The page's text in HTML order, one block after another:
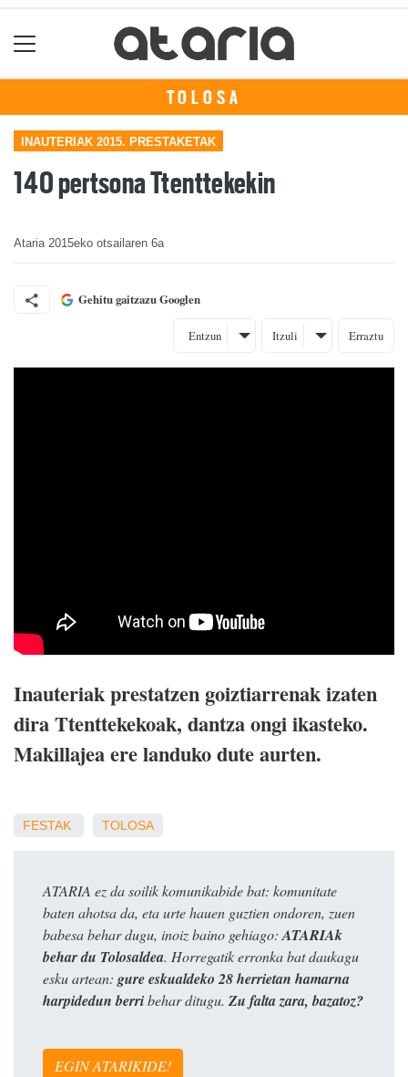
TOLOSA
INAUTERIAK 2015. PRESTAKETAK
140 pertsona Ttenttekekin
Ataria 2015eko otsailaren 6a
Gehitu gaitzazu Googlen
Entzun Itzuli Erraztu
Inauteriak prestatzen goiztiarrenak izaten
dira Ttenttekekoak, dantza ongi ikasteko.
Makillajea ere landuko dute aurten.
FESTAK TOLOSA
ATARIA ez da soilik komunikabide bat: komunitate
baten ahotsa da, eta urte hauen guztien ondoren, zuen
babesa behar dugu, inoiz baino gehiago: ATARIAk
behar du Tolosaldea. Horregatik erronka bat daukagu
esku artean: gure eskualdeko 28 herrietan hamarna
harpidedun berribehar ditugu. Zu falta zara, bazatoz?
EGIN ATARIKIDE!